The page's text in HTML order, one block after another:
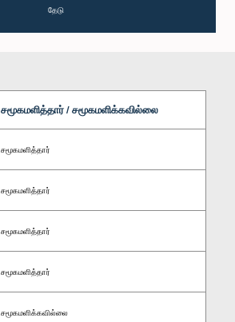
தேடு
சமூகமளித்தார் / சமூகமளிக்கவில்லை
சமூகமளித்தார்
சமூகமளித்தார்
சமூகமளித்தார்
சமூகமளித்தார்
சமூகமளிக்கவில்லை